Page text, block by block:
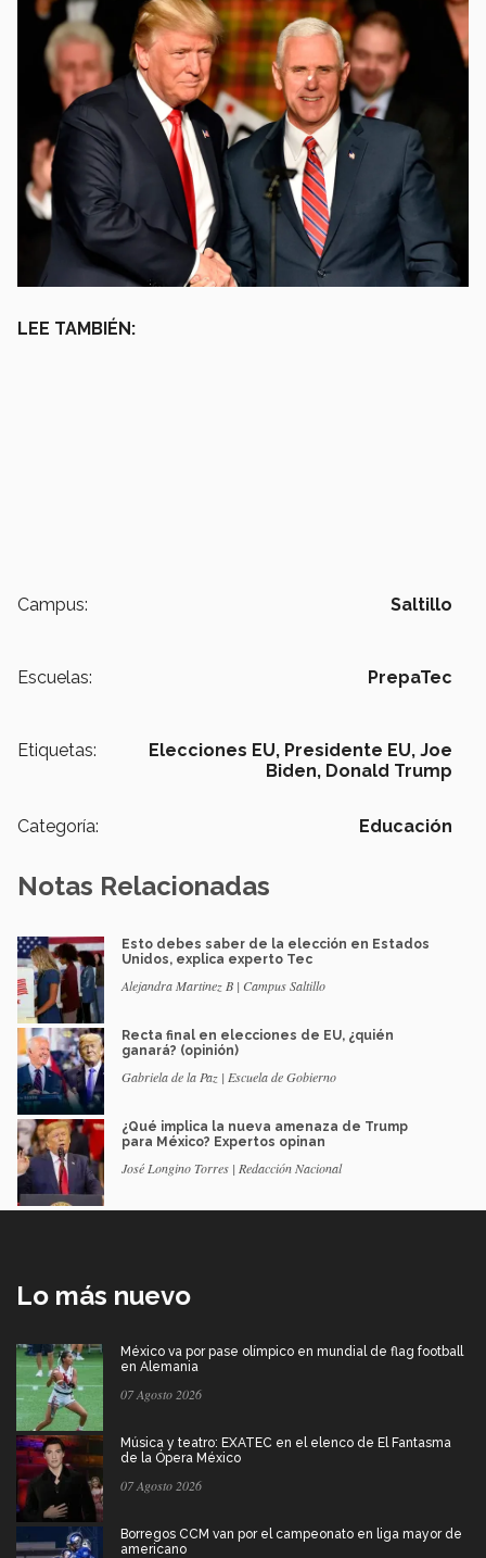
LEE TAMBIÉN:
Campus: Saltillo
Escuelas: PrepaTec
Etiquetas: Elecciones EU, Presidente EU, Joe
Biden, Donald Trump
Categoría: Educación
Notas Relacionadas
Esto debes saber de la elección en Estados
Unidos, explica experto Tec
Alejandra Martinez B | Campus Saltillo
Recta final en elecciones de EU, ¿quién
ganará? (opinión)
Gabriela de la Paz | Escuela de Gobierno
¿Qué implica la nueva amenaza de Trump
para México? Expertos opinan
José Longino Torres | Redacción Nacional
Lo más nuevo
México va por pase olímpico en mundial de flag football
en Alemania
07 Agosto 2026
Música y teatro: EXATEC en el elenco de El Fantasma
de la Ópera México
07 Agosto 2026
Borregos CCM van por el campeonato en liga mayor de
americano